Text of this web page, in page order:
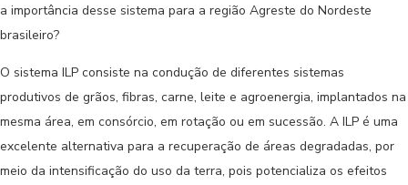
a importância desse sistema para a região Agreste do Nordeste
brasileiro?
O sistema ILP consiste na condução de diferentes sistemas
produtivos de grãos, fibras, carne, leite e agroenergia, implantados na
mesma área, em consórcio, em rotação ou em sucessão. A ILP é uma
excelente alternativa para a recuperação de áreas degradadas, por
meio da intensificação do uso da terra, pois potencializa os efeitos